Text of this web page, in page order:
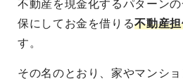
不動産を現金化するパターン
保にしてお金を借りる不動産
す。
その名のとおり、家やマンシ